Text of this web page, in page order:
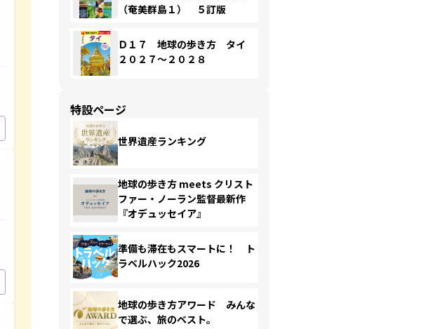
（奄美群島１） ５訂版
Ｄ１７ 地球の歩き方 タイ
２０２７～２０２８
特設ページ
世界遺産ランキング
地球の歩き方 meets クリスト
ファー・ノーラン監督最新作
『オデュッセイア』
準備も滞在もスマートに！ ト
ラベルハック2026
地球の歩き方アワード みんな
で選ぶ、旅のベスト。